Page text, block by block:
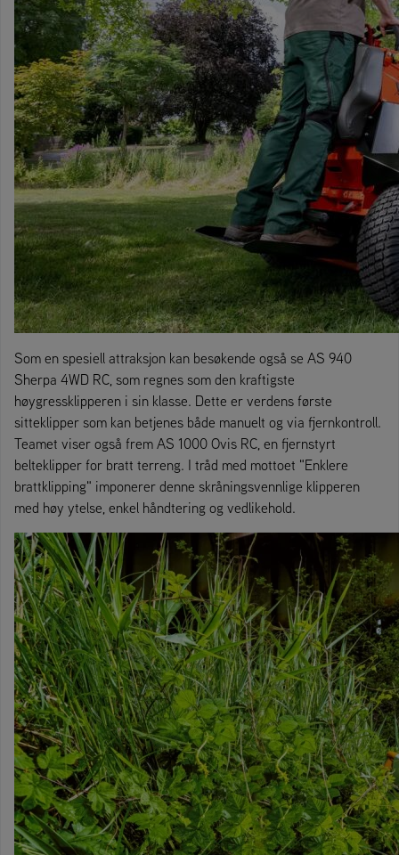
Som en spesiell attraksjon kan besøkende også se AS 940
Sherpa 4WD RC, som regnes som den kraftigste
høygressklipperen i sin klasse. Dette er verdens første
sitteklipper som kan betjenes både manuelt og via fjernkontroll.
Teamet viser også frem AS 1000 Ovis RC, en fjernstyrt
belteklipper for bratt terreng. I tråd med mottoet "Enklere
brattklipping" imponerer denne skråningsvennlige klipperen
med høy ytelse, enkel håndtering og vedlikehold.